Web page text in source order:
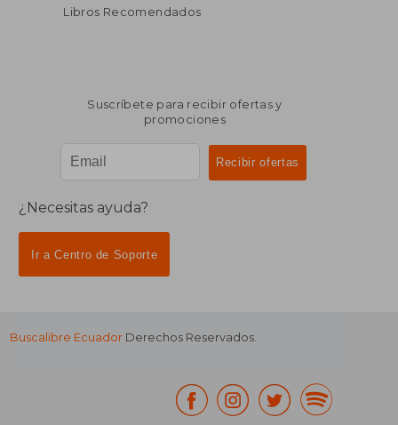
Libros Recomendados
Suscríbete para recibir ofertas y
promociones
¿Necesitas ayuda?
Ir a Centro de Soporte
Buscalibre Ecuador Derechos Reservados.